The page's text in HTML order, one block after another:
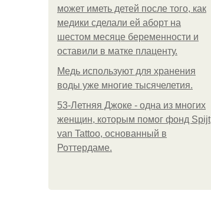
может иметь детей после того, как
медики сделали ей аборт на
шестом месяце беременности и
оставили в матке плаценту.
Медь используют для хранения
воды уже многие тысячелетия.
53-Летняя Джоке - одна из многих
женщин, которым помог фонд Spijt
van Tattoo, основанный в
Роттердаме.